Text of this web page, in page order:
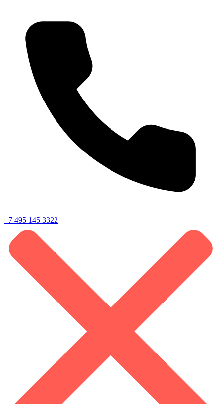
+7 495 145 3322